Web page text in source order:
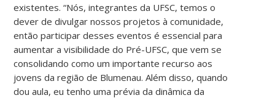
existentes. “Nós, integrantes da UFSC, temos o
dever de divulgar nossos projetos à comunidade,
então participar desses eventos é essencial para
aumentar a visibilidade do Pré-UFSC, que vem se
consolidando como um importante recurso aos
jovens da região de Blumenau. Além disso, quando
dou aula, eu tenho uma prévia da dinâmica da